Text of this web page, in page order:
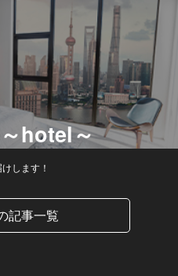
hotel～
します！
記事一覧